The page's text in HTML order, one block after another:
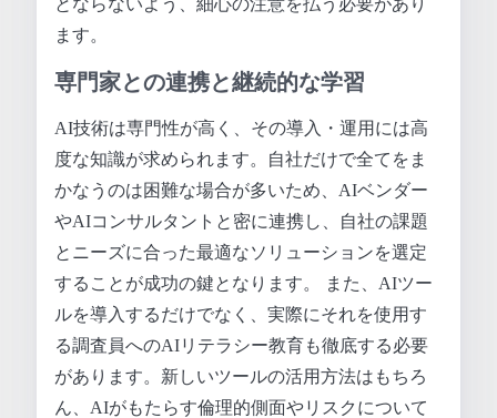
とならないよう、細心の注意を払う必要があり
ます。
専門家との連携と継続的な学習
AI技術は専門性が高く、その導入・運用には高
度な知識が求められます。自社だけで全てをま
かなうのは困難な場合が多いため、AIベンダー
やAIコンサルタントと密に連携し、自社の課題
とニーズに合った最適なソリューションを選定
することが成功の鍵となります。 また、AIツー
ルを導入するだけでなく、実際にそれを使用す
る調査員へのAIリテラシー教育も徹底する必要
があります。新しいツールの活用方法はもちろ
ん、AIがもたらす倫理的側面やリスクについて